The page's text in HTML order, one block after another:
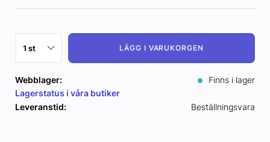
LÄGG I VARUKORGEN
Webblager:
Finns i lager
Lagerstatus i våra butiker
Leveranstid:
Beställningsvara